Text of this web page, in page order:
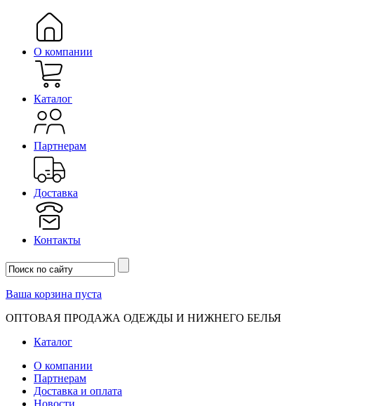
О компании
Каталог
Партнерам
Доставка
Контакты
Ваша корзина пуста
ОПТОВАЯ ПРОДАЖА ОДЕЖДЫ И НИЖНЕГО БЕЛЬЯ
Каталог
О компании
Партнерам
Доставка и оплата
Новости